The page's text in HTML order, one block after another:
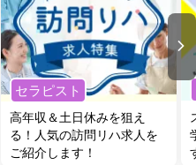
セラピスト
高年収＆土日休みを狙え
る！人気の訪問リハ求人を
ご紹介します！